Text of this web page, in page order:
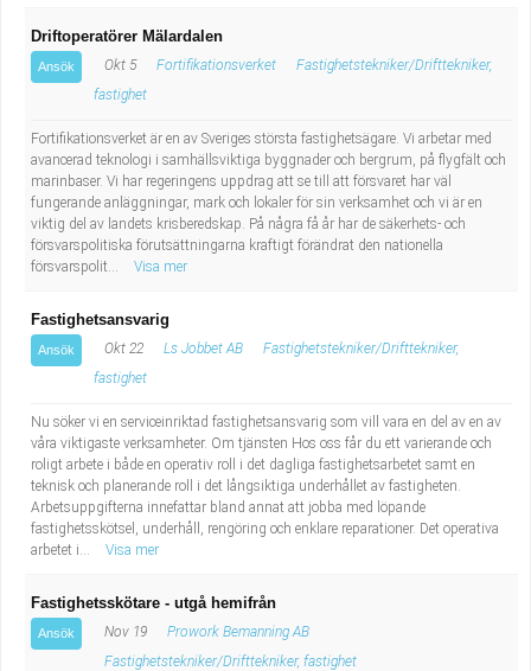
Driftoperatörer Mälardalen
Ansök Okt 5 Fortifikationsverket
Fastighetstekniker/Drifttekniker,
fastighet
Fortifikationsverket är en av Sveriges största fastighetsägare. Vi arbetar med
avancerad teknologi i samhällsviktiga byggnader och bergrum, på flygfält och
marinbaser. Vi har regeringens uppdrag att se till att försvaret har väl
fungerande anläggningar, mark och lokaler för sin verksamhet och vi är en
viktig del av landets krisberedskap. På några få år har de säkerhets- och
försvarspolitiska förutsättningarna kraftigt förändrat den nationella
försvarspolit...
Visa mer
Fastighetsansvarig
Ansök Okt 22 Ls Jobbet AB
Fastighetstekniker/Drifttekniker,
fastighet
Nu söker vi en serviceinriktad fastighetsansvarig som vill vara en del av en av
våra viktigaste verksamheter. Om tjänsten Hos oss får du ett varierande och
roligt arbete i både en operativ roll i det dagliga fastighetsarbetet samt en
teknisk och planerande roll i det långsiktiga underhållet av fastigheten.
Arbetsuppgifterna innefattar bland annat att jobba med löpande
fastighetsskötsel, underhåll, rengöring och enklare reparationer. Det operativa
arbetet i...
Visa mer
Fastighetsskötare - utgå hemifrån
Ansök Nov 19
Prowork Bemanning AB
Fastighetstekniker/Drifttekniker, fastighet